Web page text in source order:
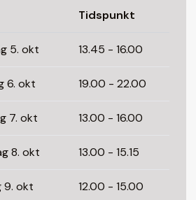
Tidspunkt
5. okt 13.45 - 16.00
6. okt 19.00 - 22.00
7. okt 13.00 - 16.00
8. okt 13.00 - 15.15
9. okt 12.00 - 15.00